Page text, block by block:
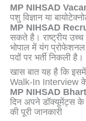
MP NIHSAD
पशु विज्ञान या
MP NIHSAD
सकते है। राष्ट्रीय
भोपाल में यंग
पदों पर भर्ती निकली है।
खास बात यह है कि इसमें
Walk-In Interview के
MP NIHSAD
दिन अपने डॉक्यूमेंट्स के
की पूरी जानकारी